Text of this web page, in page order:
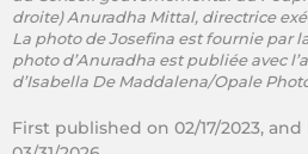
droite) Anuradha Mittal, directrice
La photo de Josefina est fournie par
photo d’Anuradha est publiée avec
d’Isabella De Maddalena/Opale
First published on 02/17/2023,